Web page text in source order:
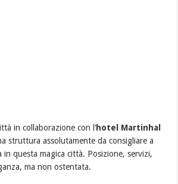
in collaborazione con l’hotel Martinhal
struttura assolutamente da consigliare a
in questa magica città. Posizione, servizi,
ma non ostentata.